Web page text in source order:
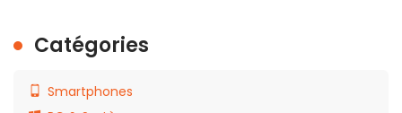
Catégories
Smartphones